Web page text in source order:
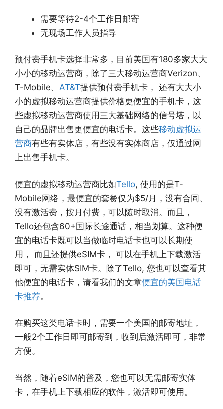
需要等待2-4个工作日邮寄
无现场工作人员指导
预付费手机卡选择非常多，目前美国有180多家大大
小小的移动运营商，除了三大移动运营商Verizon、
T-Mobile、 AT&T提供预付费手机卡， 还有大大小
小的虚拟移动运营商提供价格更便宜的手机卡，这
些虚拟移动运营商使用三大基础网络的信号塔，以
自己的品牌出售更便宜的电话卡。这些移动虚拟运
营商有些有实体店，有些没有实体商店，仅通过网
上出售手机卡。
便宜的虚拟移动运营商比如Tello, 使用的是T-
Mobile网络，最便宜的套餐仅为$5/月，没有合同、
没有激活费，按月付费，可以随时取消。而且，
Tello还包含60+国际长途通话，相当划算。这种便
宜的电话卡既可以当做临时电话卡也可以长期使
用， 而且还提供eSIM卡， 可以在手机上下载激活
即可，无需实体SIM卡。除了Tello, 您也可以查看其
他便宜的电话卡，请看我们的文章便宜的美国电话
卡推荐。
在购买这类电话卡时，需要一个美国的邮寄地址，
一般2个工作日即可邮寄到，收到后激活即可，非常
方便。
当然，随着eSIM的普及，您也可以无需邮寄实体
卡，在手机上下载相应的软件，激活即可使用。